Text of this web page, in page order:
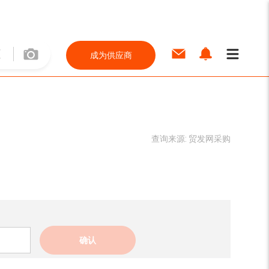
成为供应商
查询来源: 贸发网采购
确认